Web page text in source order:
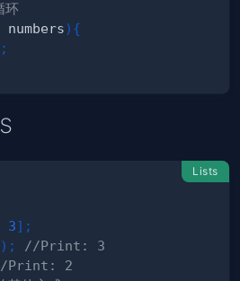
numbers) {
;
Lists
3] ;
) ;
//Print: 3
Print: 2